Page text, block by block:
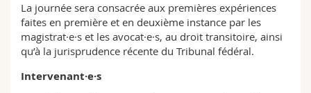
La journée sera consacrée aux premières expériences
faites en première et en deuxième instance par les
magistrat·e·s et les avocat·e·s, au droit transitoire, ainsi
qu’à la jurisprudence récente du Tribunal fédéral.
Intervenant·e·s